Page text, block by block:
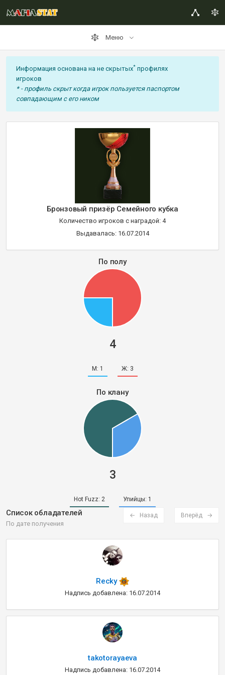
Меню
Информация основана на не скрытых* профилях
игроков
* - профиль скрыт когда игрок пользуется паспортом
совпадающим с его ником
Бронзовый призёр Семейного кубка
Количество игроков с наградой: 4
Выдавалась: 16.07.2014
По полу
4
М: 1 Ж: 3
По клану
3
Hot Fuzz: 2 Упийцы: 1
← Назад Вперёд →
Список обладателей
По дате получения
Recky
Надпись добавлена: 16.07.2014
takotorayaeva
Надпись добавлена: 16.07.2014